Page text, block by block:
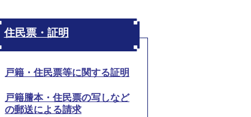
住民票・証明
戸籍・住民票等に関する証明
戸籍謄本・住民票の写しなど
の郵送による請求